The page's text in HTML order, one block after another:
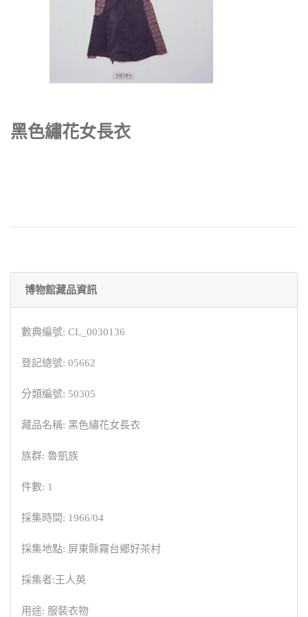
黑色繡花女長衣
博物館藏品資訊
數典編號: CL_0030136
登記總號: 05662
分類編號: 50305
藏品名稱: 黑色繡花女長衣
族群: 魯凱族
件數: 1
採集時間: 1966/04
採集地點: 屏東縣霧台鄉好茶村
採集者:王人英
用途: 服裝衣物